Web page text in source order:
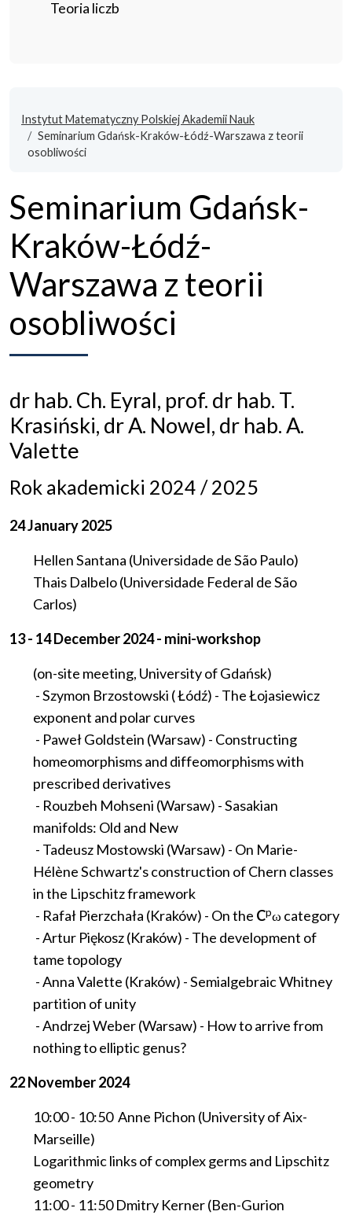
Teoria liczb
Instytut Matematyczny Polskiej Akademii Nauk
Seminarium Gdańsk-Kraków-Łódź-Warszawa z teorii
osobliwości
Seminarium Gdańsk-
Kraków-Łódź-
Warszawa z teorii
osobliwości
dr hab. Ch. Eyral, prof. dr hab. T.
Krasiński, dr A. Nowel, dr hab. A.
Valette
Rok akademicki 2024 / 2025
24 January 2025
Hellen Santana (Universidade de São Paulo)
Thais Dalbelo (Universidade Federal de São
Carlos)
13 - 14 December 2024 - mini-workshop
(on-site meeting, University of Gdańsk)
- Szymon Brzostowski ( Łódź) - The Łojasiewicz
exponent and polar curves
- Paweł Goldstein (Warsaw) - Constructing
homeomorphisms and diffeomorphisms with
prescribed derivatives
- Rouzbeh Mohseni (Warsaw) - Sasakian
manifolds: Old and New
- Tadeusz Mostowski (Warsaw) - On Marie-
Hélène Schwartz's construction of Chern classes
in the Lipschitz framework
- Rafał Pierzchała (Kraków) - On the Cpω category
- Artur Piękosz (Kraków) - The development of
tame topology
- Anna Valette (Kraków) - Semialgebraic Whitney
partition of unity
- Andrzej Weber (Warsaw) - How to arrive from
nothing to elliptic genus?
22 November 2024
10:00 - 10:50 Anne Pichon (University of Aix-
Marseille)
Logarithmic links of complex germs and Lipschitz
geometry
11:00 - 11:50 Dmitry Kerner (Ben-Gurion